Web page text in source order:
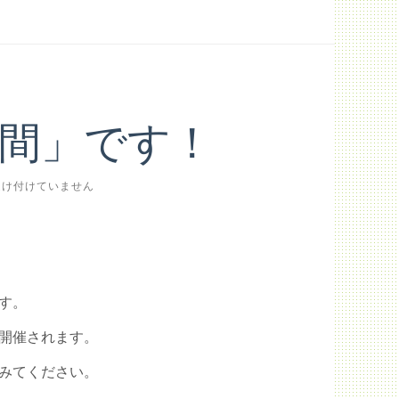
」です！
付けていません
。
催されます。
てください。